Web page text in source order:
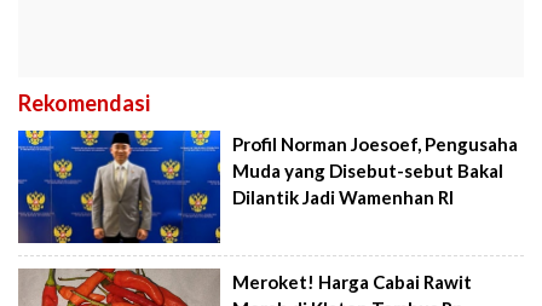
Rekomendasi
Profil Norman Joesoef, Pengusaha
Muda yang Disebut-sebut Bakal
Dilantik Jadi Wamenhan RI
Meroket! Harga Cabai Rawit